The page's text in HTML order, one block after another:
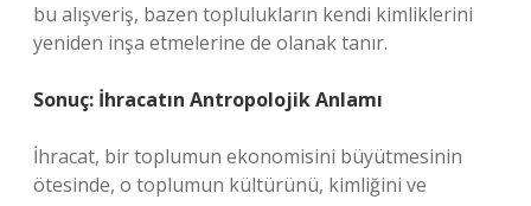
bu alışveriş, bazen toplulukların kendi kimliklerini
yeniden inşa etmelerine de olanak tanır.
Sonuç: İhracatın Antropolojik Anlamı
İhracat, bir toplumun ekonomisini büyütmesinin
ötesinde, o toplumun kültürünü, kimliğini ve